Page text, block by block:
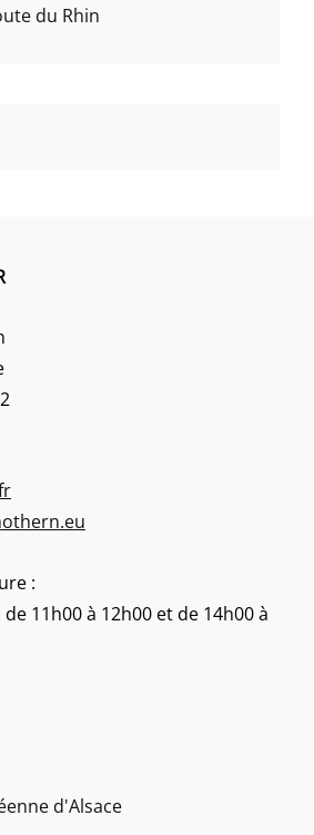
du Rhin
:
11h00 à 12h00 et de 14h00 à
d'Alsace